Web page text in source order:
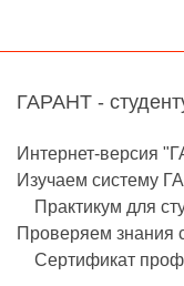
ГАРАНТ -
Интернет-версия
Изучаем систему
Практикум для
Проверяем
Сертификат